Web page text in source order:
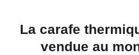
La carafe
vendue au